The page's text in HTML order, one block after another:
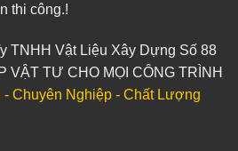
thi công.!
TNHH Vật Liệu Xây Dựng Số 88
VẬT TƯ CHO MỌI CÔNG TRÌNH
- Chuyên Nghiệp - Chất Lượng